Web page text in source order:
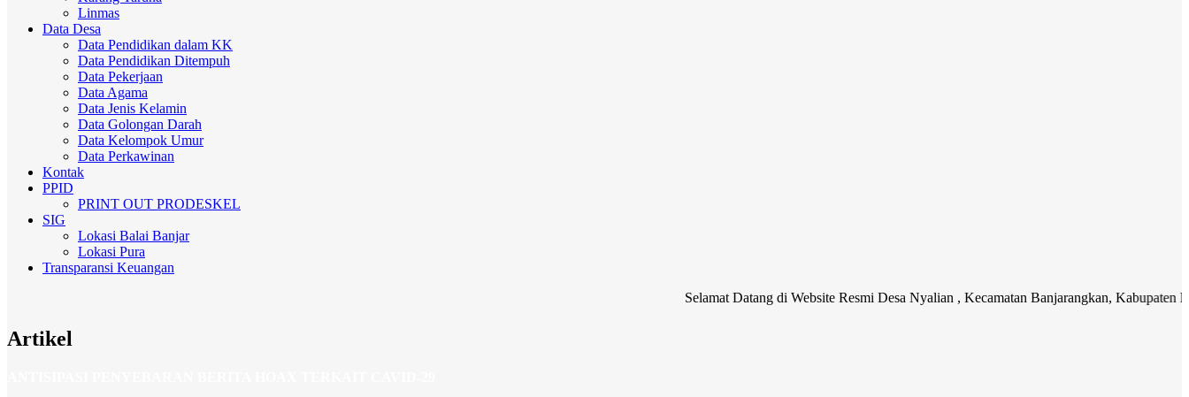
Linmas
Data Desa
Data Pendidikan dalam KK
Data Pendidikan Ditempuh
Data Pekerjaan
Data Agama
Data Jenis Kelamin
Data Golongan Darah
Data Kelompok Umur
Data Perkawinan
Kontak
PPID
PRINT OUT PRODESKEL
SIG
Lokasi Balai Banjar
Lokasi Pura
Transparansi Keuangan
Selamat Datang di Website Resmi Desa Nyalian , Kecamatan Banjarangkan, Kabupaten
Artikel